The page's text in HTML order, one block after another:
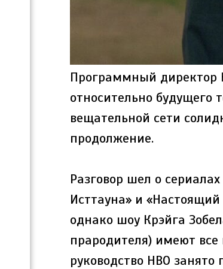
Программный директор
относительно будущего
вещательной сети
продолжение.
Разговор шел о
Исттауна» и
однако шоу Крэйга
прародителя) имеют
руководство HBO